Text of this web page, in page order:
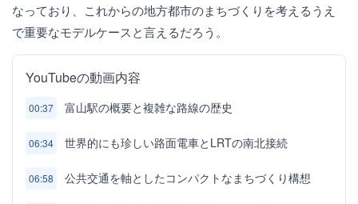
なっており、これからの地方都市のまちづくりを考えるうえ
で重要なモデルケースと言えるだろう。
YouTubeの動画内容
00:37 富山駅の概要と複雑な路線の歴史
06:34 世界的にも珍しい路面電車とLRTの南北接続
06:58 公共交通を軸としたコンパクトなまちづくり構想